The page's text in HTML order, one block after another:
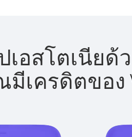
เอสโตเนียด้
มีเครดิตของ